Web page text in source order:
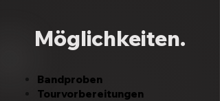
Möglichkeiten.
Bandproben
Tourvorbereitungen